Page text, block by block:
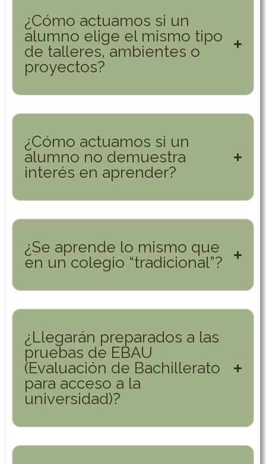
¿Cómo actuamos si un
alumno elige el mismo tipo
de talleres, ambientes o
proyectos?
¿Cómo actuamos si un
alumno no demuestra
interés en aprender?
¿Se aprende lo mismo que
en un colegio “tradicional”?
¿Llegarán preparados a las
pruebas de EBAU
(Evaluación de Bachillerato
para acceso a la
universidad)?